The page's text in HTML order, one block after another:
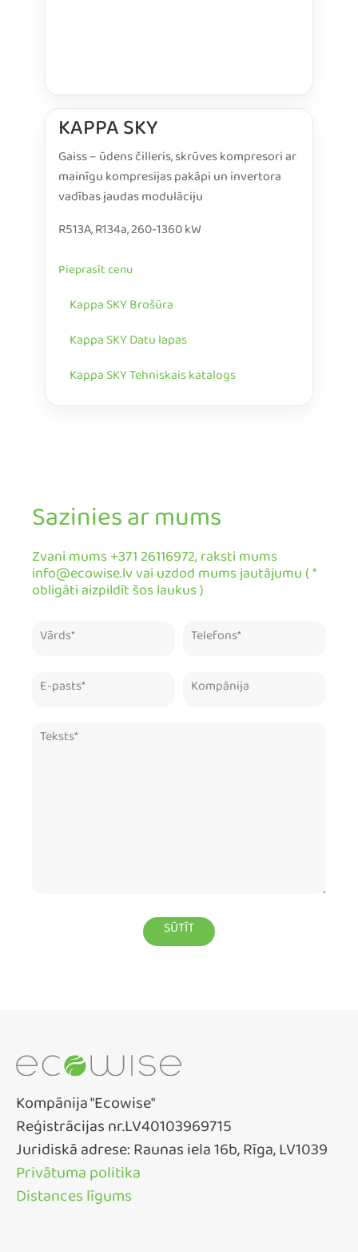
KAPPA SKY
Gaiss – ūdens čilleris, skrūves kompresori ar
mainīgu kompresijas pakāpi un invertora
vadības jaudas modulāciju
R513A, R134a, 260-1360 kW
Pieprasīt cenu
Kappa SKY Brošūra
Kappa SKY Datu lapas
Kappa SKY Tehniskais katalogs
Sazinies ar mums
Zvani mums +371 26116972, raksti mums
info@ecowise.lv vai uzdod mums jautājumu ( *
obligāti aizpildīt šos laukus )
Kompānija "Ecowise"
Reģistrācijas nr.LV40103969715
Juridiskā adrese: Raunas iela 16b, Rīga, LV1039
Privātuma politika
Distances līgums